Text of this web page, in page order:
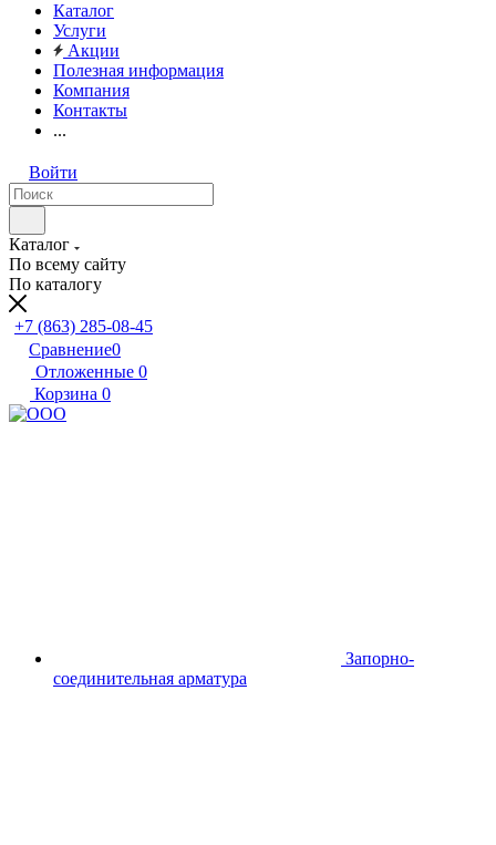
Каталог
Услуги
Акции
Полезная информация
Компания
Контакты
...
Войти
Каталог
По всему сайту
По каталогу
+7 (863) 285-08-45
Сравнение0
Отложенные 0
Корзина 0
Запорно-
соединительная арматура